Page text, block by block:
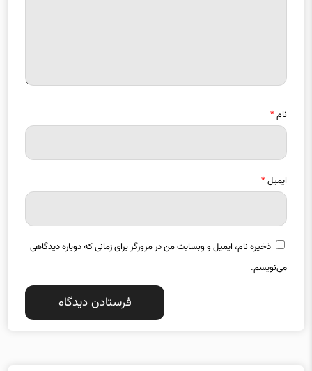
نام
ایمیل
ذخیره نام، ایمیل و وبسایت من در مرورگر برای زمانی که دوباره دیدگاهی